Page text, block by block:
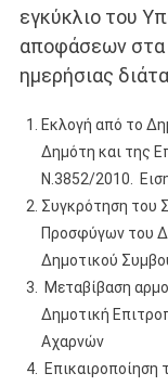
εγκύκλιο του
αποφάσεων στα
ημερήσιας
Εκλογή από το
Δημότη και της
Ν.3852/2010.
Συγκρότηση του
Προσφύγων του
Δημοτικού
Μεταβίβαση
Δημοτική
Αχαρνών